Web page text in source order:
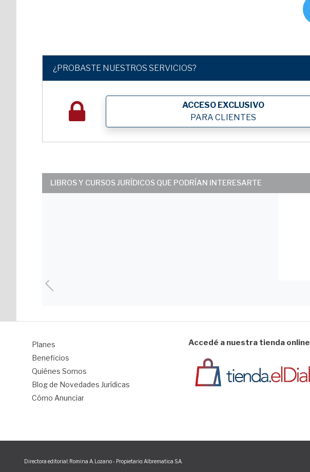
¿PROBASTE NUESTROS SERVICIOS?
ACCESO EXCLUSIVO
PARA CLIENTES
LIBROS Y CURSOS JURÍDICOS QUE PODRÍAN INTERESARTE
Planes
Beneficios
Quiénes Somos
Blog de Novedades Jurídicas
Cómo Anunciar
Accedé a nuestra tienda online
Directora editorial: Romina A. Lozano - Propietario: Albrematica S.A.